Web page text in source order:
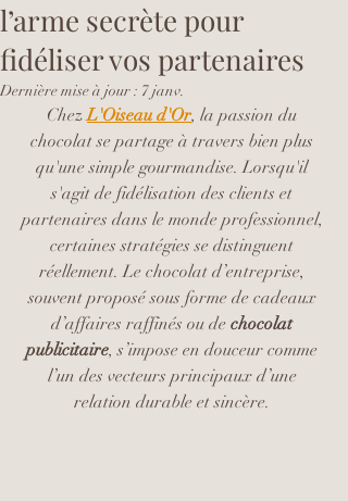
l’arme secrète pour
fidéliser vos partenaires
Dernière mise à jour : 7 janv.
Chez L'Oiseau d'Or, la passion du
chocolat se partage à travers bien plus
qu'une simple gourmandise. Lorsqu'il
s'agit de fidélisation des clients et
partenaires dans le monde professionnel,
certaines stratégies se distinguent
réellement. Le chocolat d’entreprise,
souvent proposé sous forme de cadeaux
d’affaires raffinés ou de chocolat
publicitaire, s’impose en douceur comme
l’un des vecteurs principaux d’une
relation durable et sincère.